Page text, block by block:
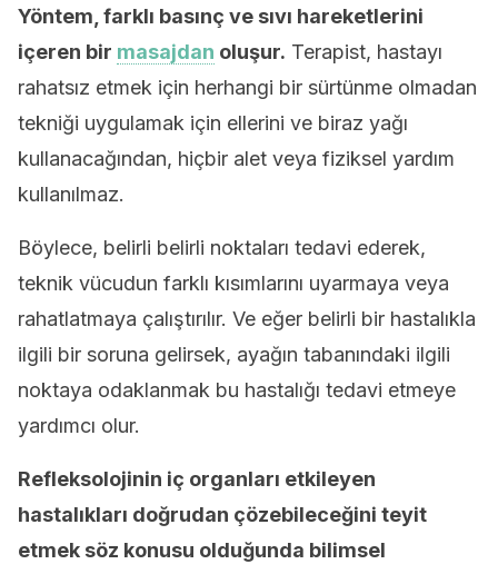
Yöntem, farklı basınç ve sıvı hareketlerini
içeren bir masajdan oluşur. Terapist, hastayı
rahatsız etmek için herhangi bir sürtünme olmadan
tekniği uygulamak için ellerini ve biraz yağı
kullanacağından, hiçbir alet veya fiziksel yardım
kullanılmaz.
Böylece, belirli belirli noktaları tedavi ederek,
teknik vücudun farklı kısımlarını uyarmaya veya
rahatlatmaya çalıştırılır. Ve eğer belirli bir hastalıkla
ilgili bir soruna gelirsek, ayağın tabanındaki ilgili
noktaya odaklanmak bu hastalığı tedavi etmeye
yardımcı olur.
Refleksolojinin iç organları etkileyen
hastalıkları doğrudan çözebileceğini teyit
etmek söz konusu olduğunda bilimsel